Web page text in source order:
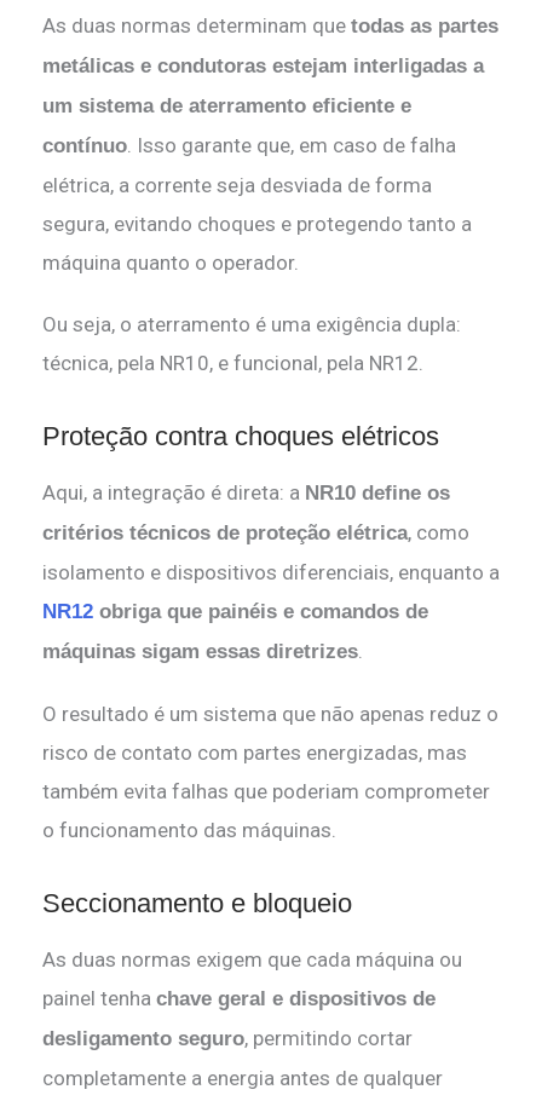
As duas normas determinam que todas as partes
metálicas e condutoras estejam interligadas a
um sistema de aterramento eficiente e
contínuo. Isso garante que, em caso de falha
elétrica, a corrente seja desviada de forma
segura, evitando choques e protegendo tanto a
máquina quanto o operador.
Ou seja, o aterramento é uma exigência dupla:
técnica, pela NR10, e funcional, pela NR12.
Proteção contra choques elétricos
Aqui, a integração é direta: a NR10 define os
critérios técnicos de proteção elétrica, como
isolamento e dispositivos diferenciais, enquanto a
NR12 obriga que painéis e comandos de
máquinas sigam essas diretrizes.
O resultado é um sistema que não apenas reduz o
risco de contato com partes energizadas, mas
também evita falhas que poderiam comprometer
o funcionamento das máquinas.
Seccionamento e bloqueio
As duas normas exigem que cada máquina ou
painel tenha chave geral e dispositivos de
desligamento seguro, permitindo cortar
completamente a energia antes de qualquer